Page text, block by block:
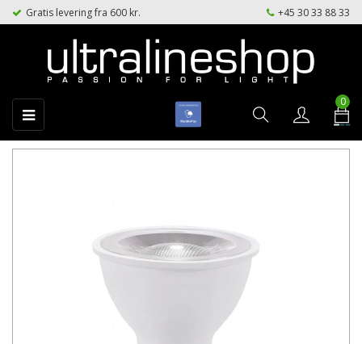
Gratis levering fra 600 kr. +45 30 33 88 33
Toggle
navigation
☰
0